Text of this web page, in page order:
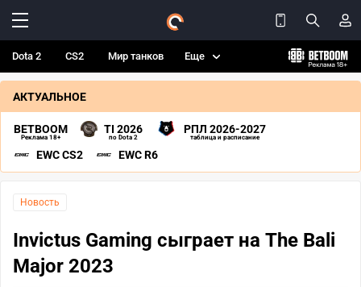
Dota 2 CS2 Мир танков Еще
АКТУАЛЬНОЕ
BETBOOM
Реклама 18+
TI 2026
по Dota 2
РПЛ 2026-2027
таблица и расписание
EWC CS2 EWC R6
Новость
Invictus Gaming сыграет на The Bali
Major 2023